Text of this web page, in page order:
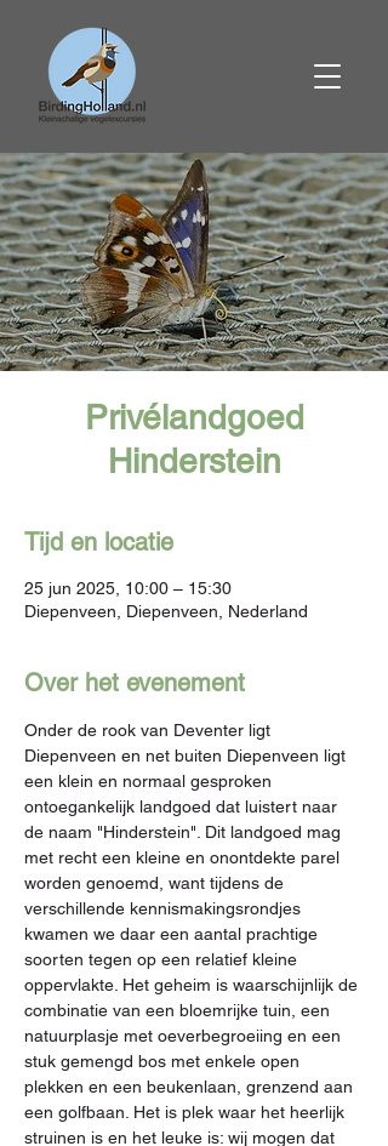
Privélandgoed
Hinderstein
Tijd en locatie
25 jun 2025, 10:00 – 15:30
Diepenveen, Diepenveen, Nederland
Over het evenement
Onder de rook van Deventer ligt
Diepenveen en net buiten Diepenveen ligt
een klein en normaal gesproken
ontoegankelijk landgoed dat luistert naar
de naam "Hinderstein". Dit landgoed mag
met recht een kleine en onontdekte parel
worden genoemd, want tijdens de
verschillende kennismakingsrondjes
kwamen we daar een aantal prachtige
soorten tegen op een relatief kleine
oppervlakte. Het geheim is waarschijnlijk de
combinatie van een bloemrijke tuin, een
natuurplasje met oeverbegroeiing en een
stuk gemengd bos met enkele open
plekken en een beukenlaan, grenzend aan
een golfbaan. Het is plek waar het heerlijk
struinen is en het leuke is: wij mogen dat